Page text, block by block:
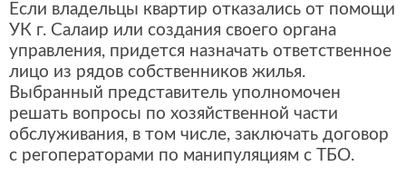
Если владельцы квартир отказались от помощи
УК г. Салаир или создания своего органа
управления, придется назначать ответственное
лицо из рядов собственников жилья.
Выбранный представитель уполномочен
решать вопросы по хозяйственной части
обслуживания, в том числе, заключать договор
с регоператорами по манипуляциям с ТБО.